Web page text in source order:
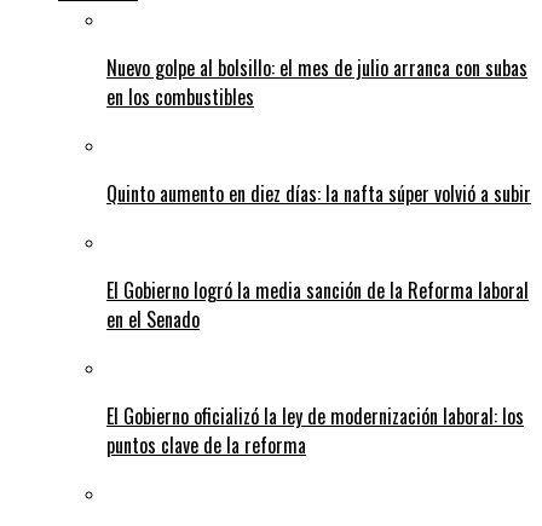
Nuevo golpe al bolsillo: el mes de julio arranca con subas
en los combustibles
Quinto aumento en diez días: la nafta súper volvió a subir
El Gobierno logró la media sanción de la Reforma laboral
en el Senado
El Gobierno oficializó la ley de modernización laboral: los
puntos clave de la reforma